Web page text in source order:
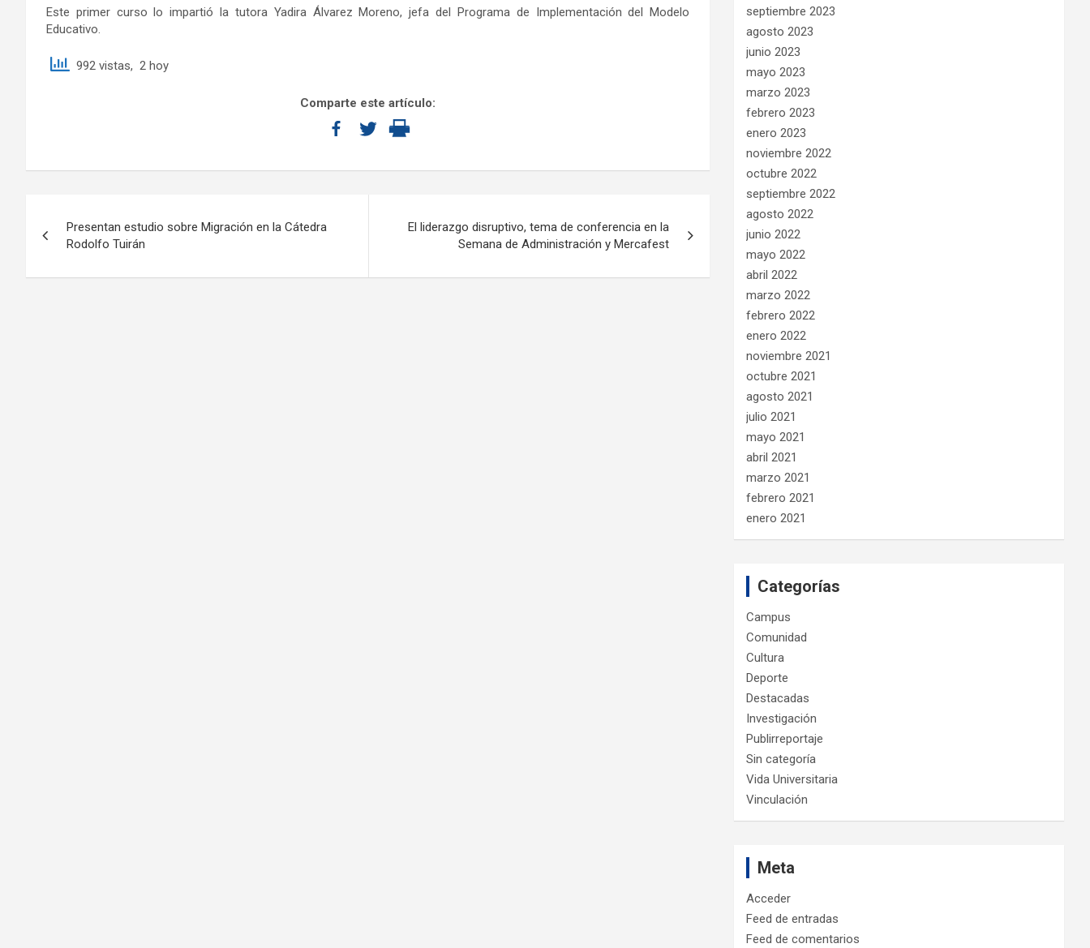
Este primer curso lo impartió la tutora Yadira Álvarez Moreno, jefa del Programa de Implementación del Modelo
Educativo.
992 vistas, 2 hoy
Comparte este artículo:
Presentan estudio sobre Migración en la Cátedra
Rodolfo Tuirán
El liderazgo disruptivo, tema de conferencia en la
Semana de Administración y Mercafest
septiembre 2023
agosto 2023
junio 2023
mayo 2023
marzo 2023
febrero 2023
enero 2023
noviembre 2022
octubre 2022
septiembre 2022
agosto 2022
junio 2022
mayo 2022
abril 2022
marzo 2022
febrero 2022
enero 2022
noviembre 2021
octubre 2021
agosto 2021
julio 2021
mayo 2021
abril 2021
marzo 2021
febrero 2021
enero 2021
Categorías
Campus
Comunidad
Cultura
Deporte
Destacadas
Investigación
Publirreportaje
Sin categoría
Vida Universitaria
Vinculación
Meta
Acceder
Feed de entradas
Feed de comentarios